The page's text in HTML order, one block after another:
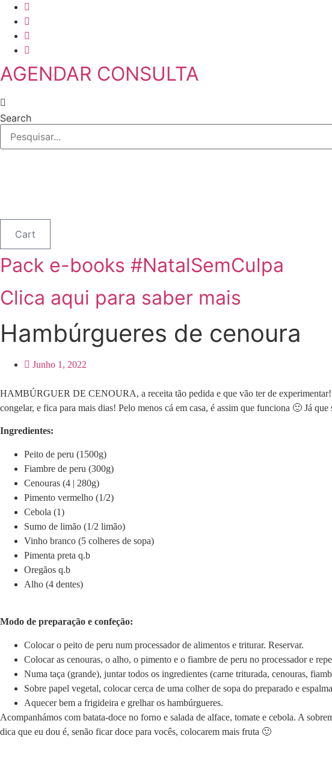
Skip
content
AGENDAR CONSULTA
Search
Cart
Pack e-books #NatalSemCulpa
Clica aqui para saber mais
Hambúrgueres de cenoura
Junho 1, 2022
HAMBÚRGUER DE CENOURA, a receita tão pedida e que vão ter de experimentar!
congelar, e fica para mais dias! Pelo menos cá em casa, é assim que funciona 🙂 Já
Ingredientes:
Peito de peru (1500g)
Fiambre de peru (300g)
Cenouras (4 | 280g)
Pimento vermelho (1/2)
Cebola (1)
Sumo de limão (1/2 limão)
Vinho branco (5 colheres de sopa)
Pimenta preta q.b
Oregãos q.b
Alho (4 dentes)
Modo de preparação e confeção:
Colocar o peito de peru num processador de alimentos e triturar. Reservar.
Colocar as cenouras, o alho, o pimento e o fiambre de peru no processador e
Numa taça (grande), juntar todos os ingredientes (carne triturada, cenouras,
Sobre papel vegetal, colocar cerca de uma colher de sopa do preparado e
Aquecer bem a frigideira e grelhar os hambúrgueres.
Acompanhámos com batata-doce no forno e salada de alface, tomate e cebola. A
dica que eu dou é, senão ficar doce para vocês, colocarem mais fruta 🙂